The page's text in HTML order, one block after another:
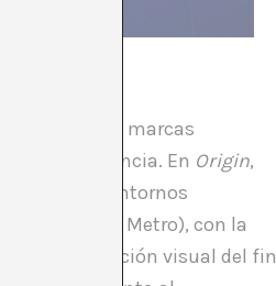
conscientes marcas
y agencia. En Origin,
tiempo en entornos
M-30 o del Metro), con la
una anticipación visual del fin